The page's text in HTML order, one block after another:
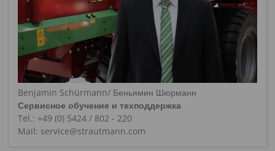
Benjamin Schürmann/ Беньямин Шюрманн
Сервисное обучение и техподдержка
Tel.: +49 (0) 5424 / 802 - 220
Mail: service@strautmann.com